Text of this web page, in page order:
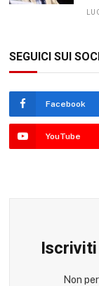
SEGUICI SUI
Facebook
YouTube
Non